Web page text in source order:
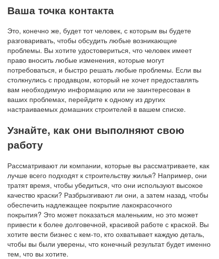
Ваша точка контакта
Это, конечно же, будет тот человек, с которым вы будете
разговаривать, чтобы обсудить любые возникающие
проблемы. Вы хотите удостовериться, что человек имеет
право вносить любые изменения, которые могут
потребоваться, и быстро решать любые проблемы. Если вы
столкнулись с продавцом, который не хочет предоставлять
вам необходимую информацию или не заинтересован в
ваших проблемах, перейдите к одному из других
настраиваемых домашних строителей в вашем списке.
Узнайте, как они выполняют свою
работу
Рассматривают ли компании, которые вы рассматриваете, как
лучше всего подходят к строительству жилья? Например, они
тратят время, чтобы убедиться, что они используют высокое
качество краски? Разбрызгивают ли они, а затем назад, чтобы
обеспечить надлежащее покрытие лакокрасочного
покрытия? Это может показаться маленьким, но это может
привести к более долговечной, красивой работе с краской. Вы
хотите вести бизнес с кем-то, кто охватывает каждую деталь,
чтобы вы были уверены, что конечный результат будет именно
тем, что вы хотите.